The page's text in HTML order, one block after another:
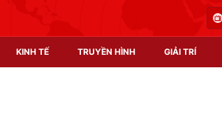
KINH TẾ TRUYỀN HÌNH GIẢI TRÍ